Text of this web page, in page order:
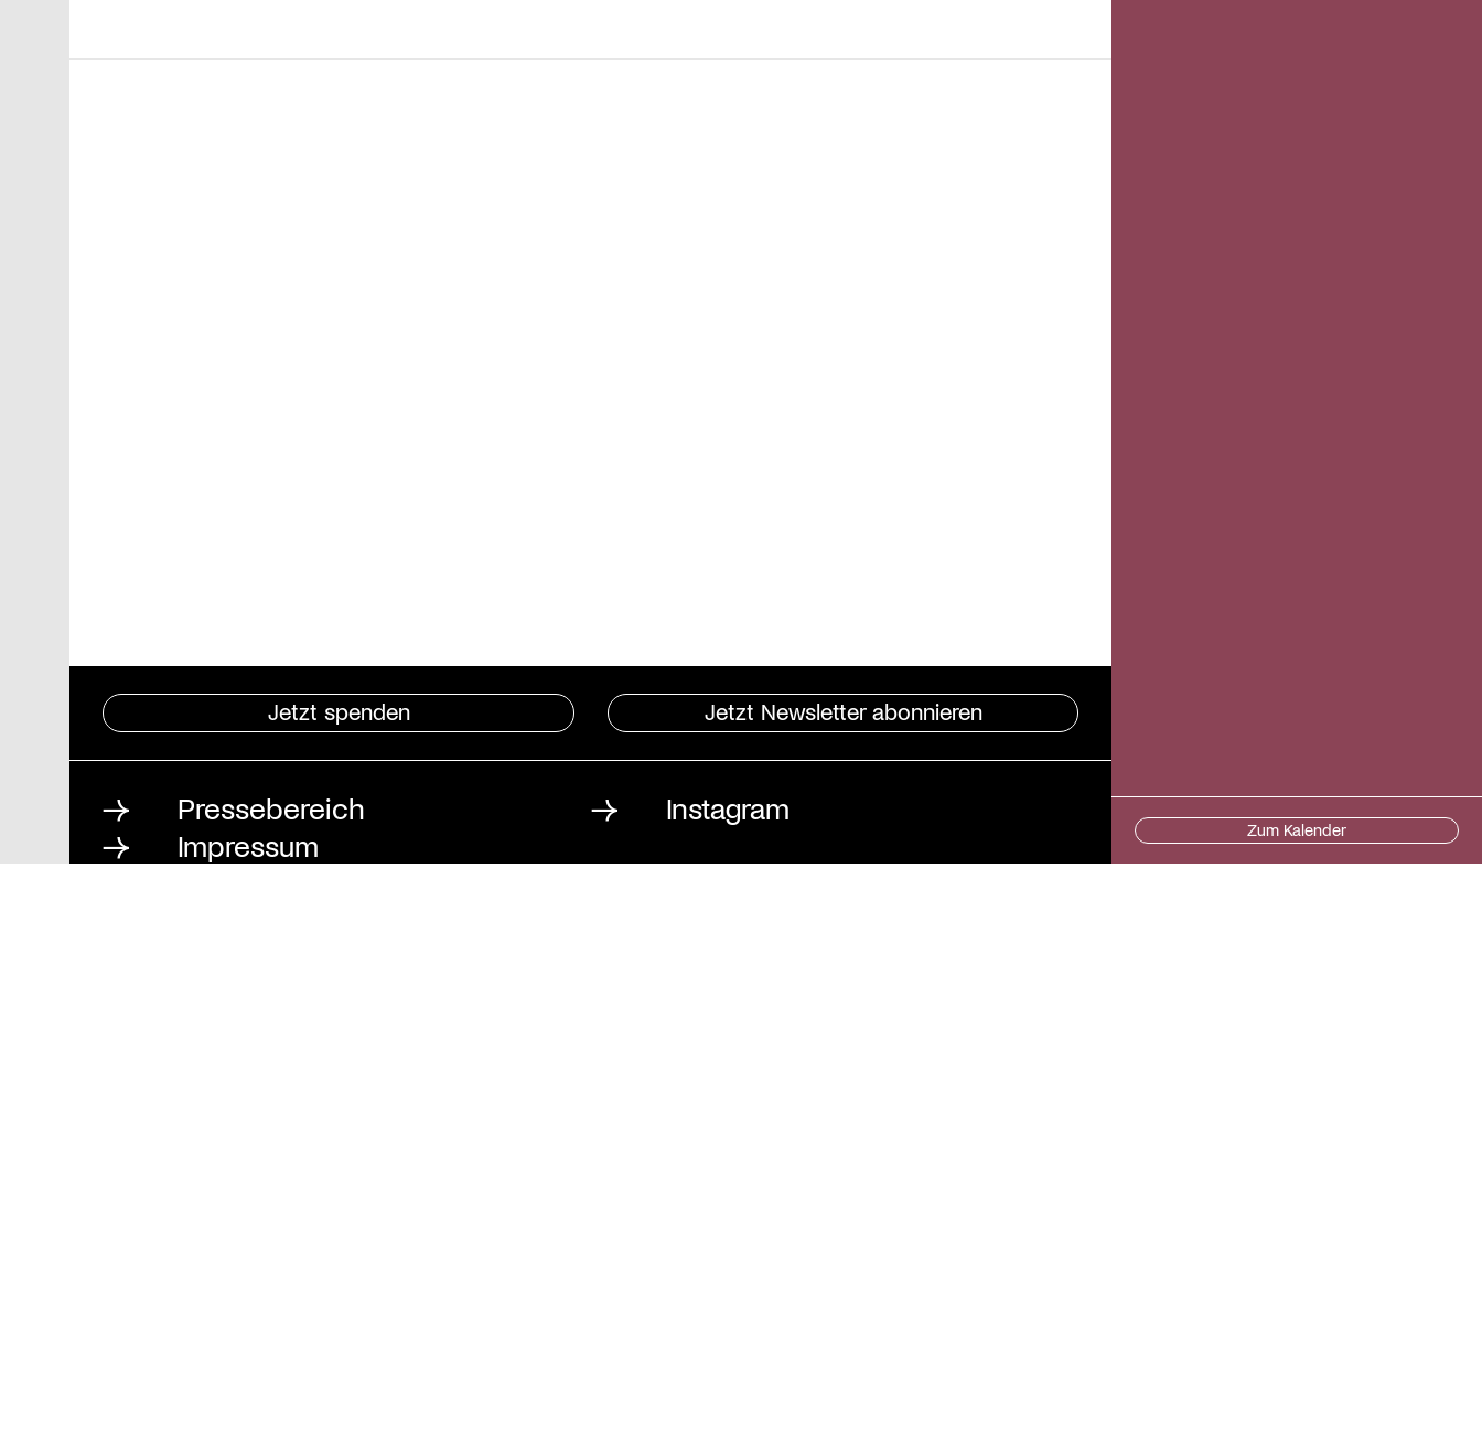
Jetzt spenden Jetzt Newsletter abonnieren
Pressebereich
Impressum
Instagram
Zum Kalender